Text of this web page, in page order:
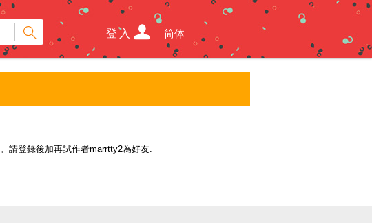
简体
登入
。請登錄後加再試作者marrtty2為好友.